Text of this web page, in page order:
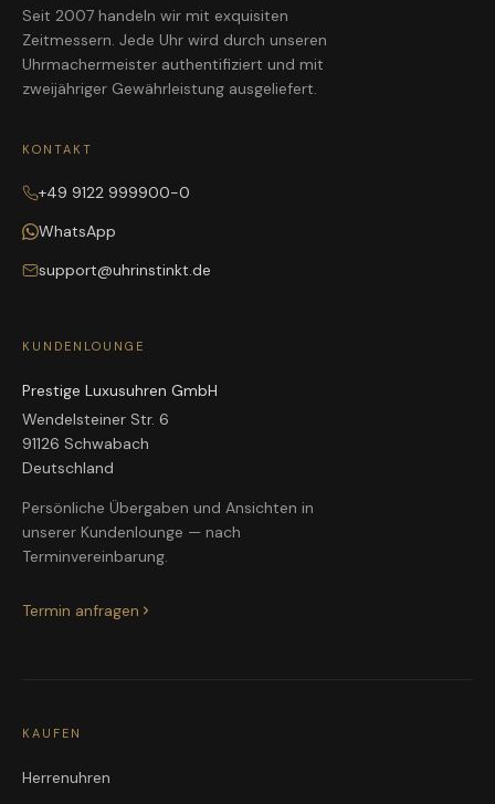
Seit 2007 handeln wir mit exquisiten
Zeitmessern. Jede Uhr wird durch unseren
Uhrmachermeister authentifiziert und mit
zweijähriger Gewährleistung ausgeliefert.
KONTAKT
+49 9122 999900-0
WhatsApp
support@uhrinstinkt.de
KUNDENLOUNGE
Prestige Luxusuhren GmbH
Wendelsteiner Str. 6
91126 Schwabach
Deutschland
Persönliche Übergaben und Ansichten in
unserer Kundenlounge — nach
Terminvereinbarung.
Termin anfragen
KAUFEN
Herrenuhren